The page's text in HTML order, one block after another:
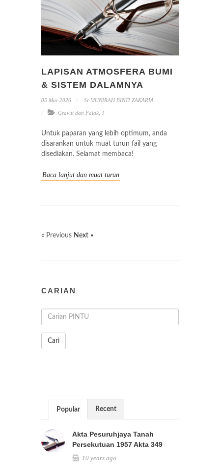
LAPISAN ATMOSFERA BUMI
& SISTEM DALAMNYA
05 Mar 2026 Sr MUNIRAH BINTI ZAKARIA
Graviti dan Falak 1
Untuk paparan yang lebih optimum, anda
disarankan untuk muat turun fail yang
disediakan. Selamat membaca!
Baca lanjut dan muat turun
« Previous Next »
CARIAN
Cari
Popular Recent
Akta Pesuruhjaya Tanah
Persekutuan 1957 Akta 349
10 years ago